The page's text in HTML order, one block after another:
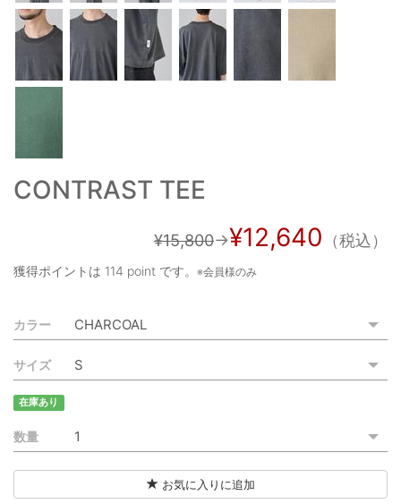
ご利用ガイド
特定商取引法に基づく表記
CONTRAST TEE
¥15,800→¥12,640 （税込）
獲得ポイントは 114 point です。 ※会員様のみ
カラー
サイズ
在庫あり
数量
お気に入りに追加